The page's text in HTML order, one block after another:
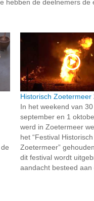
hebben de deelnemers de
Historisch Zoetermeer
In het weekend van 30
september en 1
werd in Zoetermeer
het “Festival Historisch
Zoetermeer”
dit festival wordt
aandacht besteed aan